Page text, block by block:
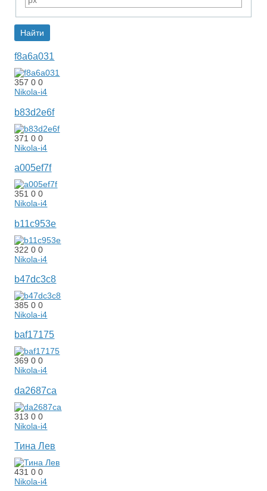
f8a6a031
35700
Nikola-i4
b83d2e6f
37100
Nikola-i4
a005ef7f
35100
Nikola-i4
b11c953e
32200
Nikola-i4
b47dc3c8
38500
Nikola-i4
baf17175
36900
Nikola-i4
da2687ca
31300
Nikola-i4
Тина Лев
43100
Nikola-i4